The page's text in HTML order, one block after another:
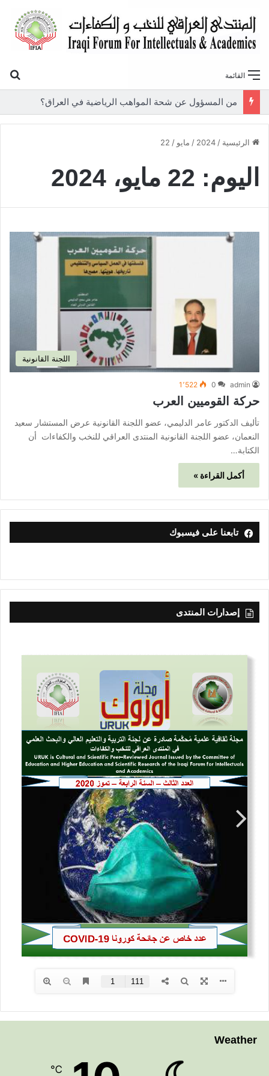
القائمة
من المسؤول عن شحة المواهب الرياضية في العراق؟
الرئيسية /
2024
/ مايو /
22
اليوم: 22 مايو، 2024
اللجنة القانونية
admin
0 1٬522
حركة القوميين العرب
تأليف الدكتور عامر الدليمي، عضو اللجنة القانونية عرض المستشار سعيد
النعمان، عضو اللجنة القانونية المنتدى العراقي للنخب والكفاءات أن
الكتابة…
أكمل القراءة »
تابعنا على فيسبوك
إصدارات المنتدى
Weather
℃